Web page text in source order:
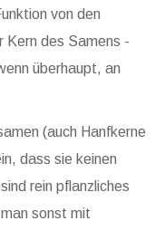
von den
Kern des Samens -
überhaupt, an
(auch Hanfkerne
dass sie keinen
rein pflanzliches
sonst mit